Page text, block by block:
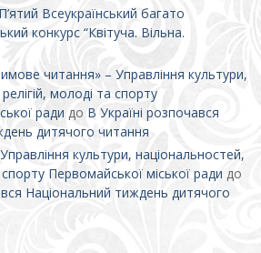
П’ятий Всеукраїнський багато
конкурс “Квітуча. Вільна.
читання» – Управління культури,
молоді та спорту
ради до В Україні розпочався
дитячого читання
культури, національностей,
спорту Первомайської міської ради до
Національний тиждень дитячого